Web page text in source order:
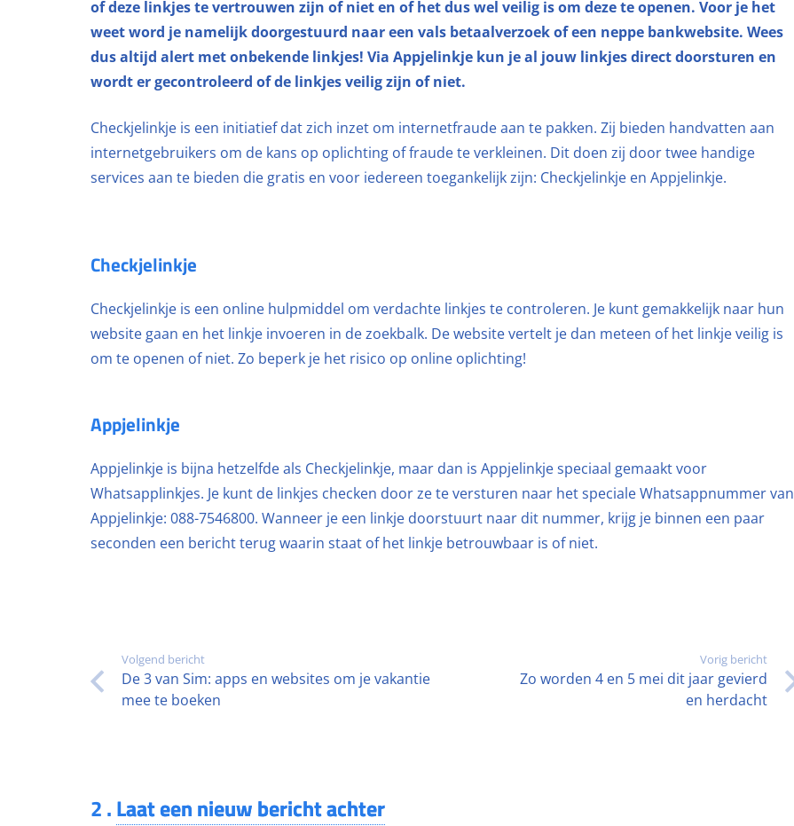
of deze linkjes te vertrouwen zijn of niet en of het dus wel veilig is om deze te openen. Voor je het
weet word je namelijk doorgestuurd naar een vals betaalverzoek of een neppe bankwebsite. Wees
dus altijd alert met onbekende linkjes! Via Appjelinkje kun je al jouw linkjes direct doorsturen en
wordt er gecontroleerd of de linkjes veilig zijn of niet.
Checkjelinkje is een initiatief dat zich inzet om internetfraude aan te pakken. Zij bieden handvatten aan
internetgebruikers om de kans op oplichting of fraude te verkleinen. Dit doen zij door twee handige
services aan te bieden die gratis en voor iedereen toegankelijk zijn: Checkjelinkje en Appjelinkje.
Checkjelinkje
Checkjelinkje is een online hulpmiddel om verdachte linkjes te controleren. Je kunt gemakkelijk naar hun
website gaan en het linkje invoeren in de zoekbalk. De website vertelt je dan meteen of het linkje veilig is
om te openen of niet. Zo beperk je het risico op online oplichting!
Appjelinkje
Appjelinkje is bijna hetzelfde als Checkjelinkje, maar dan is Appjelinkje speciaal gemaakt voor
Whatsapplinkjes. Je kunt de linkjes checken door ze te versturen naar het speciale Whatsappnummer van
Appjelinkje: 088-7546800. Wanneer je een linkje doorstuurt naar dit nummer, krijg je binnen een paar
seconden een bericht terug waarin staat of het linkje betrouwbaar is of niet.
Volgend bericht
De 3 van Sim: apps en websites om je vakantie
mee te boeken
Vorig bericht
Zo worden 4 en 5 mei dit jaar gevierd
en herdacht
2.Laat een nieuw bericht achter